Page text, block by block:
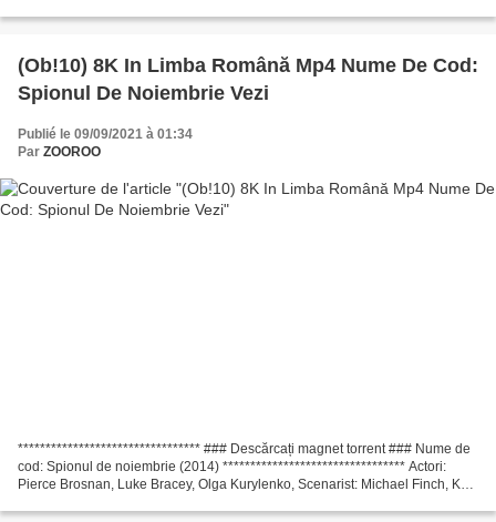
(Ob!10) 8K In Limba Română Mp4 Nume De Cod:
Spionul De Noiembrie Vezi
Publié le 09/09/2021 à 01:34
Par ZOOROO
********************************* ### Descărcați magnet torrent ### Nume de
cod: Spionul de noiembrie (2014) ********************************* Actori:
Pierce Brosnan, Luke Bracey, Olga Kurylenko, Scenarist: Michael Finch, Karl